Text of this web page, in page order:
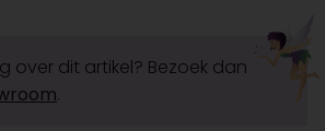
over dit artikel? Bezoek dan
.